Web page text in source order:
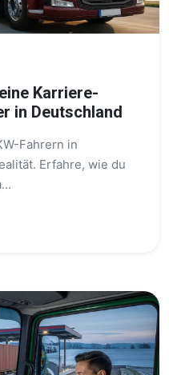
Karriere-
in Deutschland
Fahrern in
Erfahre, wie du